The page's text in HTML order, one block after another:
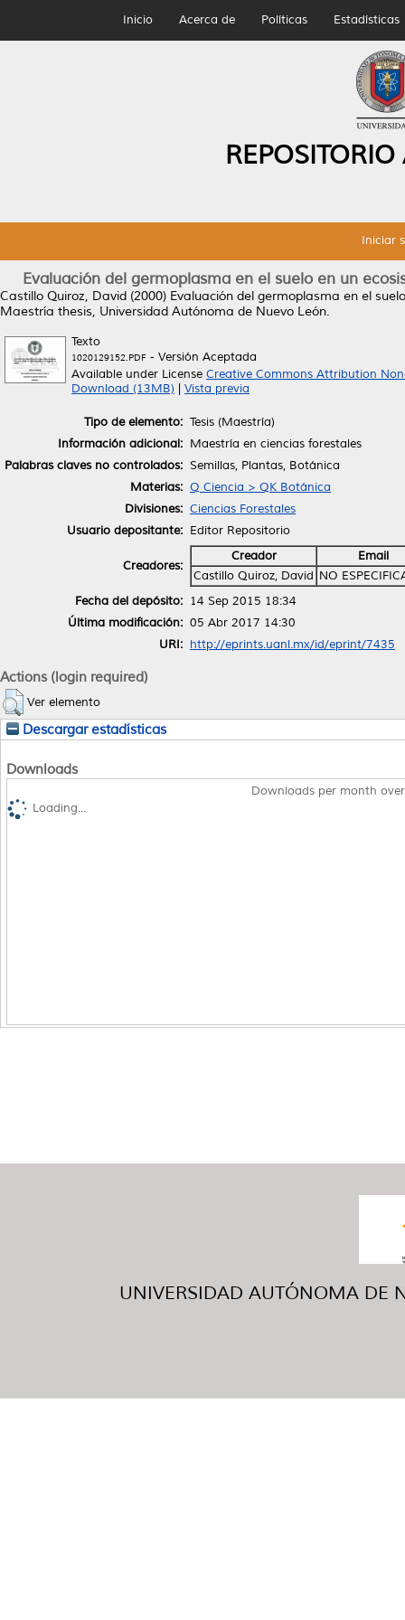
Inicio Acerca de Políticas Estadísticas
Iniciar
Evaluación del germoplasma en el suelo en un
Castillo Quiroz, David (2000) Evaluación del germoplasma en el
Maestría thesis, Universidad Autónoma de Nuevo León.
Texto
1020129152.PDF - Versión Aceptada
Available under License Creative Commons Attribution
Download (13MB)
Vista previa
Tipo de elemento: Tesis (Maestría)
Información adicional: Maestría en ciencias forestales
Palabras claves no controlados: Semillas, Plantas, Botánica
Materias: Q Ciencia > QK Botánica
Divisiones: Ciencias Forestales
Usuario depositante: Editor Repositorio
Creadores:
Creador
Email
Castillo Quiroz, David NO
Fecha del depósito: 14 Sep 2015 18:34
Última modificación: 05 Abr 2017 14:30
URI: http://eprints.uanl.mx/id/eprint/7435
Actions (login required)
Ver elemento
Descargar estadísticas
Downloads
Downloads per month
Loading...
UNIVERSIDAD AUTÓNOMA DE